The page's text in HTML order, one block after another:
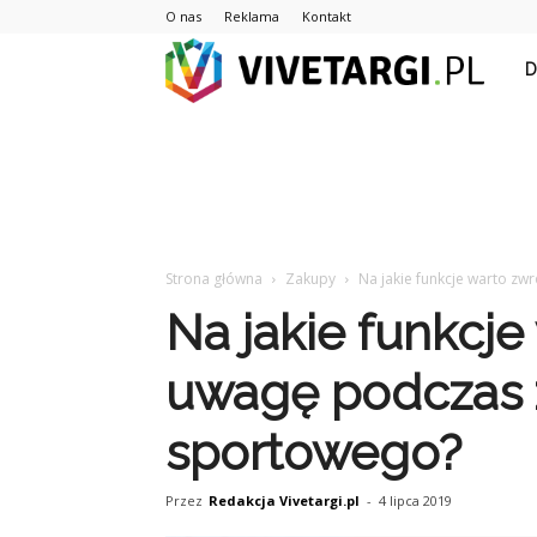
O nas Reklama Kontakt
Strona główna Zakupy Na jakie funkcje warto
Na jakie
uwagę
sportowego?
Przez Redakcja Vivetargi.pl - 4 lipca 2019